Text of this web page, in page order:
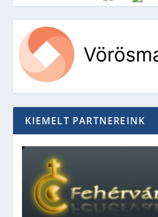
KIEMELT PARTNEREINK